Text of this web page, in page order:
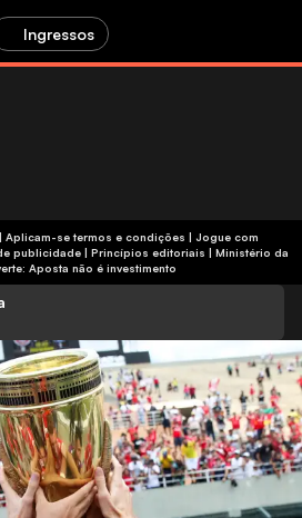
Ingressos
publicidade| Princípios editoriais | Ministério da
Aposta não é investimento